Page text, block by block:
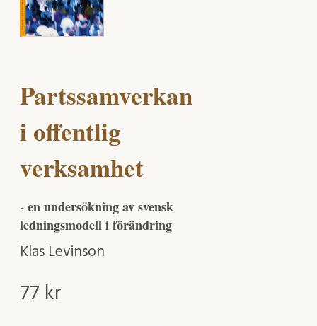
Partssamverkan
i offentlig
verksamhet
- en undersökning av svensk
ledningsmodell i förändring
Klas Levinson
77 kr